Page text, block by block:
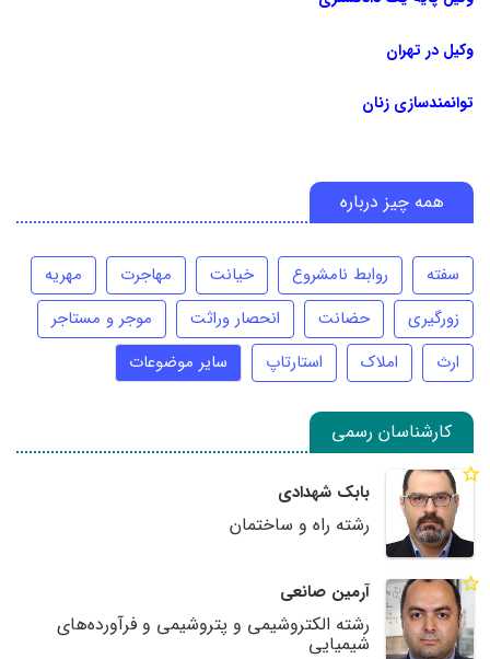
وکیل در تهران
توانمندسازی زنان
همه چیز درباره
سفته روابط نامشروع خیانت مهاجرت
مهریه
زورگیری
حضانت انحصار وراثت
موجر و مستاجر
ارث
املاک استارتاپ سایر موضوعات
کارشناسان رسمی
بابک شهدادی
رشته راه و ساختمان
آرمین صانعی
رشته الکتروشیمی و پتروشیمی و فرآورده‌های
شیمیایی